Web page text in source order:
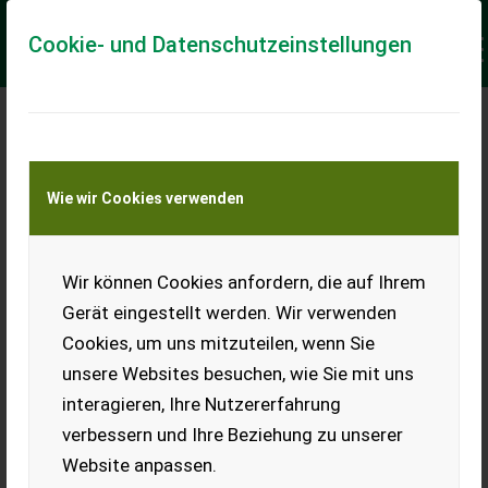
Cookie- und Datenschutzeinstellungen
Wie wir Cookies verwenden
Wir können Cookies anfordern, die auf Ihrem
Gerät eingestellt werden. Wir verwenden
Cookies, um uns mitzuteilen, wenn Sie
unsere Websites besuchen, wie Sie mit uns
interagieren, Ihre Nutzererfahrung
verbessern und Ihre Beziehung zu unserer
Website anpassen.
Meine Transportkostenanfrage
Transport von Land- und Baumaschinen –
KEINE Tiertransporte
Ladeort
Ort